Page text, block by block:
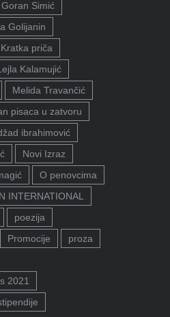
Goran Simić
Golijanin
Kratka priča
Kalamujić
Melida Travančić
pisaca u zatvoru
ibrahimović
Novi Izraz
O penovcima
INTERNATIONAL
poezija
Promocije
proza
2021